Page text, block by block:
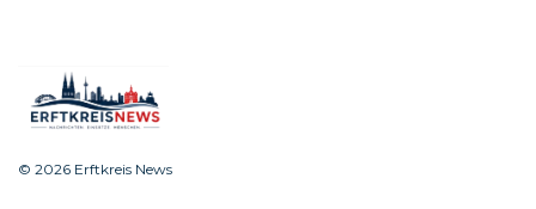
© 2026 Erftkreis News